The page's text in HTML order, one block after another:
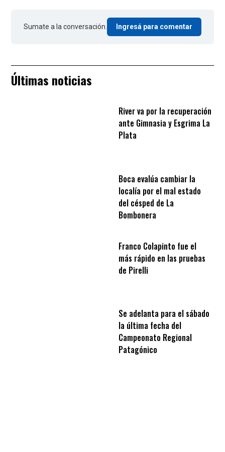
Sumate a la conversación. Ingresá para comentar
Últimas noticias
River va por la recuperación
ante Gimnasia y Esgrima La
Plata
Boca evalúa cambiar la
localía por el mal estado
del césped de La
Bombonera
Franco Colapinto fue el
más rápido en las pruebas
de Pirelli
Se adelanta para el sábado
la última fecha del
Campeonato Regional
Patagónico